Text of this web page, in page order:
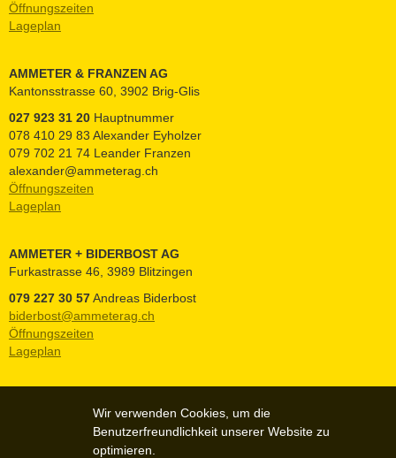
Öffnungszeiten
Lageplan
AMMETER & FRANZEN AG
Kantonsstrasse 60, 3902 Brig-Glis
027 923 31 20 Hauptnummer
078 410 29 83 Alexander Eyholzer
079 702 21 74 Leander Franzen
alexander@ammeterag.ch
Öffnungszeiten
Lageplan
AMMETER + BIDERBOST AG
Furkastrasse 46, 3989 Blitzingen
079 227 30 57Andreas Biderbost
biderbost@ammeterag.ch
Öffnungszeiten
Lageplan
Wir verwenden Cookies, um die
Benutzerfreundlichkeit unserer Website zu
optimieren.